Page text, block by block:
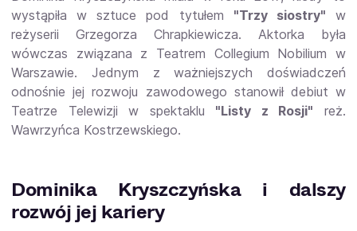
wystąpiła w sztuce pod tytułem "Trzy siostry" w
reżyserii Grzegorza Chrapkiewicza. Aktorka była
wówczas związana z Teatrem Collegium Nobilium w
Warszawie. Jednym z ważniejszych doświadczeń
odnośnie jej rozwoju zawodowego stanowił debiut w
Teatrze Telewizji w spektaklu "Listy z Rosji" reż.
Wawrzyńca Kostrzewskiego.
Dominika Kryszczyńska i dalszy
rozwój jej kariery